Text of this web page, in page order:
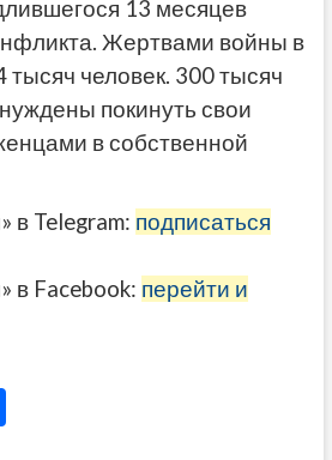
13 месяцев
Жертвами войны в
тысяч человек. 300 тысяч
покинуть свои
в собственной
в Telegram: подписаться
в Facebook: перейти и
О